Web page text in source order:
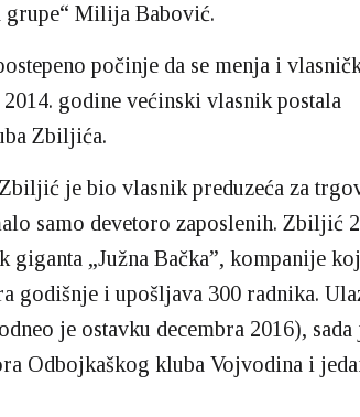
Milija Babović.
počinje da se menja i
godine većinski vlasnik postala
Zbiljića.
je bio vlasnik preduzeća za
samo devetoro zaposlenih. Zbiljić
giganta „Južna Bačka”, kompanije
godišnje i upošljava 300 radnika.
je ostavku decembra 2016), sada
Odbojkaškog kluba Vojvodina i